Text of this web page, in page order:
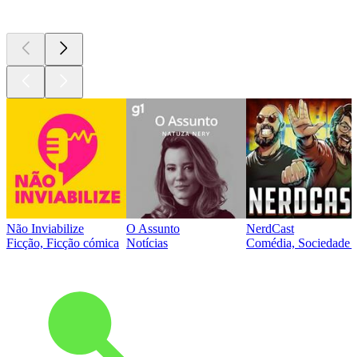
Não Inviabilize
Ficção, Ficção cómica
O Assunto
Notícias
NerdCast
Comédia, Sociedade